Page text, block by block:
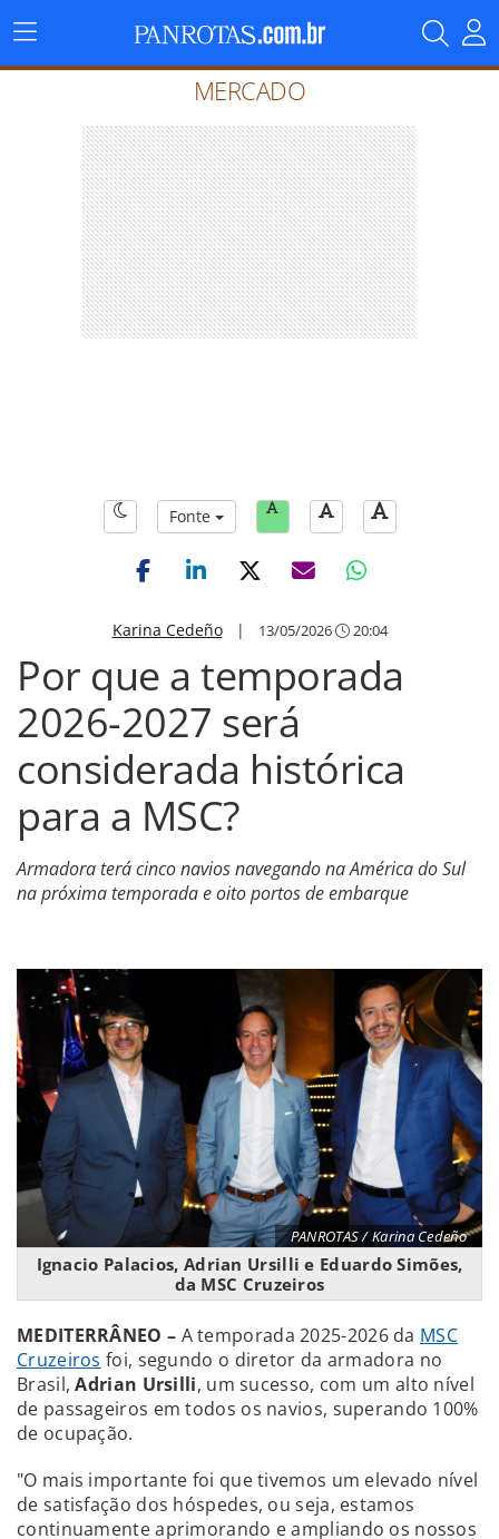
Menu
Principal
MERCADO
Fonte
Karina Cedeño| 13/05/2026 20:04
Por que a temporada
2026-2027 será
considerada histórica
para a MSC?
Armadora terá cinco navios navegando na América do Sul
na próxima temporada e oito portos de embarque
PANROTAS / Karina Cedeño
Ignacio Palacios, Adrian Ursilli e Eduardo Simões,
da MSC Cruzeiros
MEDITERRÂNEO – A temporada 2025-2026 da MSC
Cruzeiros foi, segundo o diretor da armadora no
Brasil,Adrian Ursilli, um sucesso, com um alto nível
de passageiros em todos os navios, superando 100%
de ocupação.
"O mais importante foi que tivemos um elevado nível
de satisfação dos hóspedes, ou seja, estamos
continuamente aprimorando e ampliando os nossos